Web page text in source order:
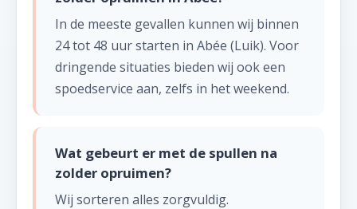
In de meeste gevallen kunnen wij binnen
24 tot 48 uur starten in Abée (Luik). Voor
dringende situaties bieden wij ook een
spoedservice aan, zelfs in het weekend.
Wat gebeurt er met de spullen na
zolder opruimen?
Wij sorteren alles zorgvuldig.